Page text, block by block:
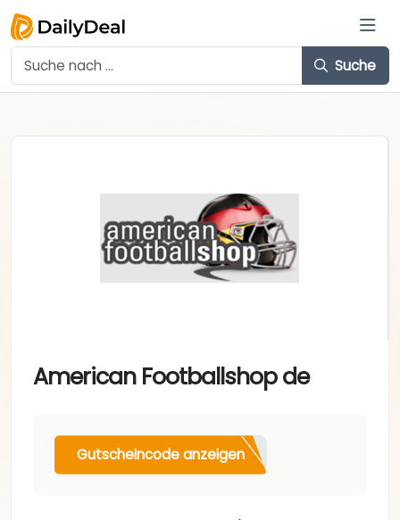
Suche
American Footballshop de
Gutscheincode anzeigen